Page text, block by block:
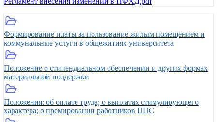
Формирование платы за пользование жилым помещением и
коммунальные услуги в общежитиях университета
Положение о стипендиальном обеспечении и других формах
материальной поддержки
Положения: об оплате труда; о выплатах стимулирующего
характера; о премировании работников ППС